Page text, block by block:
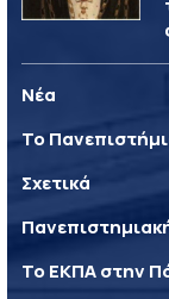
Νέα
Το
Σχετικά
Το ΕΚΠΑ στην